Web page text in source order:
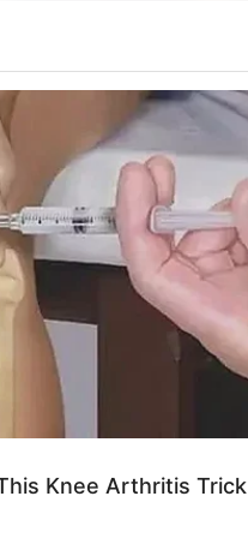
Knee Arthritis Trick